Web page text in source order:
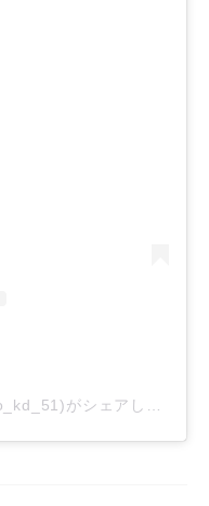
Koichi Domoto(@koichi.domoto_kd_51)がシェアした投稿